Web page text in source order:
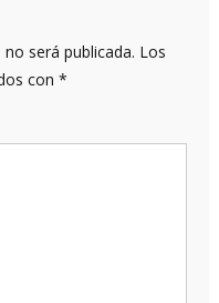
será publicada. Los
con *